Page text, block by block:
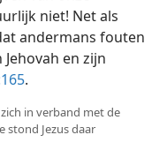
niet! Net als
andermans fouten
en zijn
.
in verband met de
stond Jezus daar